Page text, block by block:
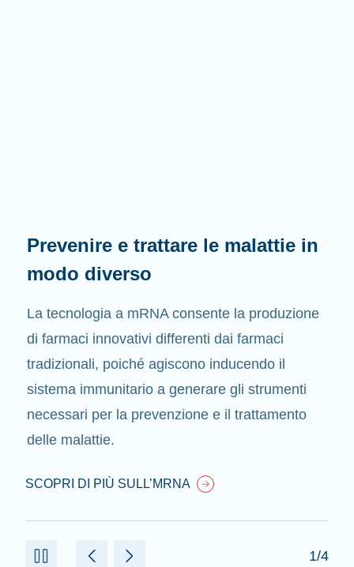
Prevenire e trattare le malattie in
modo diverso
La tecnologia a mRNA consente la produzione
di farmaci innovativi differenti dai farmaci
tradizionali, poiché agiscono inducendo il
sistema immunitario a generare gli strumenti
necessari per la prevenzione e il trattamento
delle malattie.
SCOPRI DI PIÙ SULL’MRNA
1/4